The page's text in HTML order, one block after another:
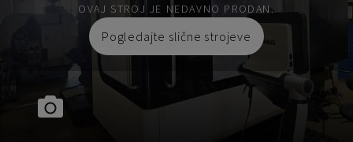
OVAJ STROJ JE NEDAVNO PRODAN.
Pogledajte slične strojeve